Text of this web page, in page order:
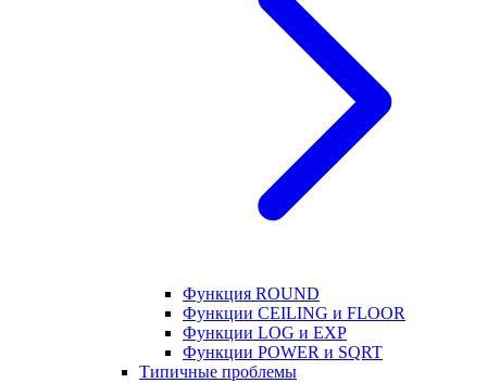
Функция ROUND
Функции CEILING и FLOOR
Функции LOG и EXP
Функции POWER и SQRT
Типичные проблемы